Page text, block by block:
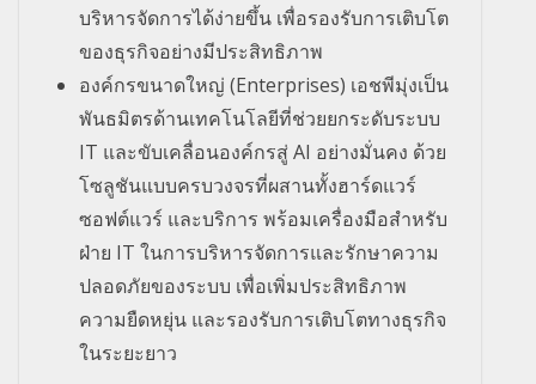
บริหารจัดการได้ง่ายขึ้น เพื่อรองรับการเติบโต
ของธุรกิจอย่างมีประสิทธิภาพ
องค์กรขนาดใหญ่ (Enterprises) เอชพีมุ่งเป็น
พันธมิตรด้านเทคโนโลยีที่ช่วยยกระดับระบบ
IT และขับเคลื่อนองค์กรสู่ AI อย่างมั่นคง ด้วย
โซลูชันแบบครบวงจรที่ผสานทั้งฮาร์ดแวร์
ซอฟต์แวร์ และบริการ พร้อมเครื่องมือสำหรับ
ฝ่าย IT ในการบริหารจัดการและรักษาความ
ปลอดภัยของระบบ เพื่อเพิ่มประสิทธิภาพ
ความยืดหยุ่น และรองรับการเติบโตทางธุรกิจ
ในระยะยาว